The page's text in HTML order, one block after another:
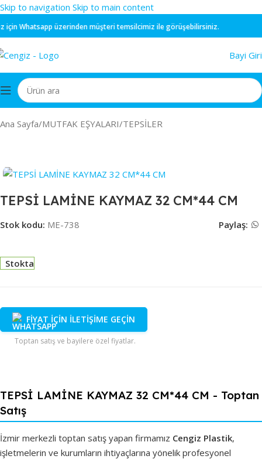
Skip to navigation Skip to main content
Whatsappüzerinden müşteri temsilcimiz ile görüşebilirsiniz.
Bayi
Ana Sayfa/MUTFAK EŞYALARI/TEPSİLER
TEPSİ LAMİNE KAYMAZ 32 CM*44 CM
Stok kodu: ME-738 Paylaş:
Stokta
FİYAT İÇİN İLETİŞİME GEÇİN
Toptan satış ve bayilere özel fiyatlar.
TEPSİ LAMİNE KAYMAZ 32 CM*44 CM - Toptan
Satış
İzmir merkezli toptan satış yapan firmamız Cengiz Plastik,
işletmelerin ve kurumların ihtiyaçlarına yönelik profesyonel